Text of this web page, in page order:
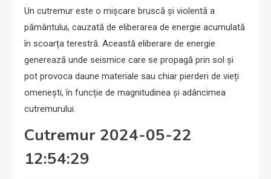
Un cutremur este o mișcare bruscă și violentă a
pământului, cauzată de eliberarea de energie acumulată
în scoarța terestră. Această eliberare de energie
generează unde seismice care se propagă prin sol și
pot provoca daune materiale sau chiar pierderi de vieți
omenești, în funcție de magnitudinea și adâncimea
cutremurului.
Cutremur 2024-05-22
12:54:29